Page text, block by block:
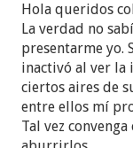
Hola queridos
La verdad no
presentarme yo.
inactivó al ver la
ciertos aires de
entre ellos mí
Tal vez